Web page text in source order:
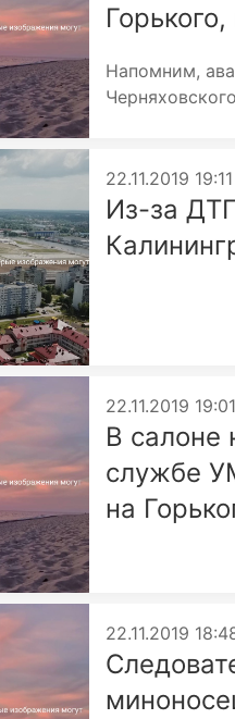
Напомним,
22.11.2019 19:11
Из-за
22.11.2019 19:01
В салоне
службе
на
22.11.2019